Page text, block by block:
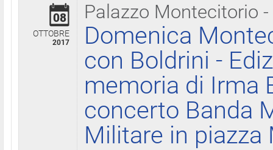
Palazzo Montecitorio
08
OTTOBRE
2017
Domenica
con Boldrini -
memoria di Irma
concerto Banda
Militare in